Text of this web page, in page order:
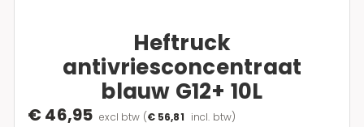
Heftruck
antivriesconcentraat
blauw G12+ 10L
€ 46,95 excl btw (€ 56,81 incl. btw)